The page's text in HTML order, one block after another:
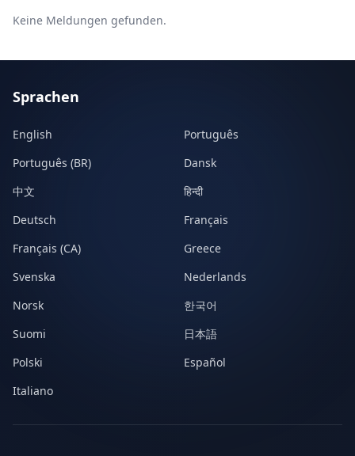
Keine Meldungen gefunden.
Sprachen
English
Português
Português (BR)
Dansk
中文
हिन्दी
Deutsch
Français
Français (CA)
Greece
Svenska
Nederlands
Norsk
한국어
Suomi
日本語
Polski
Español
Italiano